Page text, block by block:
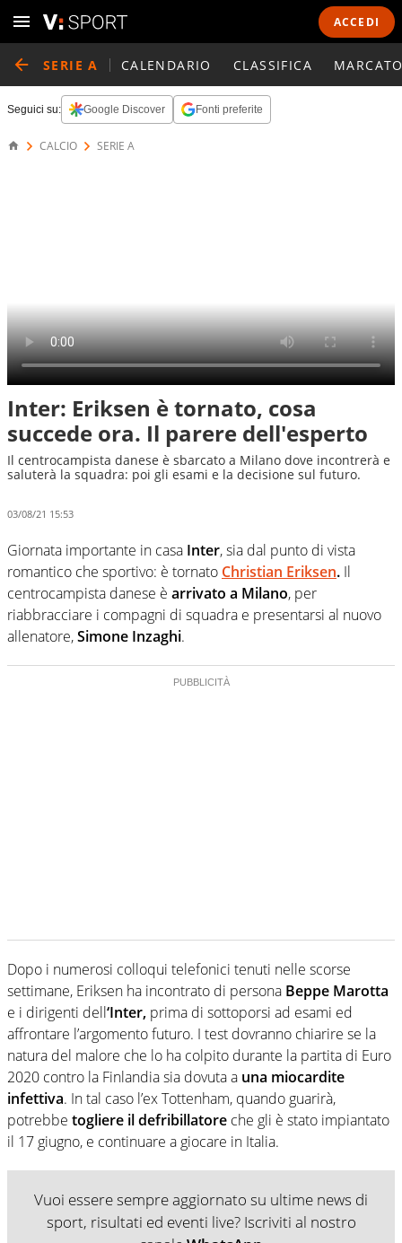
ACCEDI
SERIE A CALENDARIO CLASSIFICA
Seguici su: Google Discover Fonti preferite
CALCIO SERIE A
Inter: Eriksen è tornato, cosa
succede ora. Il parere dell'esperto
Il centrocampista danese è sbarcato a Milano dove incontrerà e
saluterà la squadra: poi gli esami e la decisione sul futuro.
03/08/21 15:53
Giornata importante in casa Inter, sia dal punto di vista
romantico che sportivo: è tornato Christian Eriksen. Il
centrocampista danese è arrivato a Milano, per
riabbracciare i compagni di squadra e presentarsi al nuovo
allenatore,Simone Inzaghi.
Dopo i numerosi colloqui telefonici tenuti nelle scorse
settimane, Eriksen ha incontrato di persona Beppe Marotta
e i dirigenti dell‘Inter, prima di sottoporsi ad esami ed
affrontare l’argomento futuro. I test dovranno chiarire se la
natura del malore che lo ha colpito durante la partita di Euro
2020 contro la Finlandia sia dovuta a una miocardite
infettiva. In tal caso l’ex Tottenham, quando guarirà,
potrebbe togliere il defribillatore che gli è stato impiantato
il 17 giugno, e continuare a giocare in Italia.
Vuoi essere sempre aggiornato su ultime news di
sport, risultati ed eventi live? Iscriviti al nostro